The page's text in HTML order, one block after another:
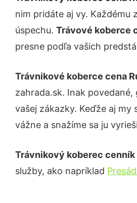
nim pridáte aj vy. Každému
úspechu. Trávové koberce
presne podľa vašich
Trávnikové koberce cena
zahrada.sk. Inak
vašej zákazky. Keďže aj
vážne a snažíme sa ju
Trávnikový koberec cenník
služby, ako napríklad